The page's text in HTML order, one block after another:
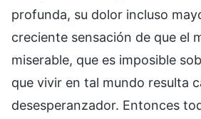
profunda, su dolor incluso
creciente sensación de que el
miserable, que es imposible
que vivir en tal mundo resulta
desesperanzador. Entonces